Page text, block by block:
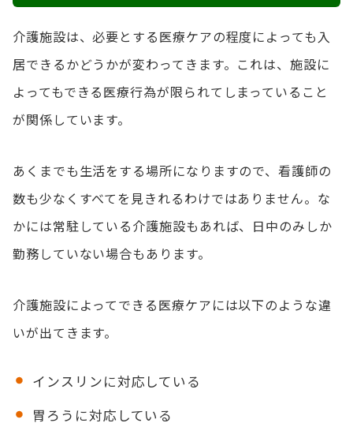
介護施設は、必要とする医療ケアの程度によっても入
居できるかどうかが変わってきます。これは、施設に
よってもできる医療行為が限られてしまっていること
が関係しています。
あくまでも生活をする場所になりますので、看護師の
数も少なくすべてを見きれるわけではありません。な
かには常駐している介護施設もあれば、日中のみしか
勤務していない場合もあります。
介護施設によってできる医療ケアには以下のような違
いが出てきます。
インスリンに対応している
胃ろうに対応している